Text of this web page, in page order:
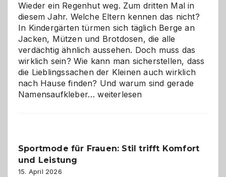
Wieder ein Regenhut weg. Zum dritten Mal in
diesem Jahr. Welche Eltern kennen das nicht?
In Kindergärten türmen sich täglich Berge an
Jacken, Mützen und Brotdosen, die alle
verdächtig ähnlich aussehen. Doch muss das
wirklich sein? Wie kann man sicherstellen, dass
die Lieblingssachen der Kleinen auch wirklich
nach Hause finden? Und warum sind gerade
Namensaufkleber…Namensaufkleber
gegen
weiterlesen
Sportmode für Frauen: Stil trifft Komfort
und Leistung
15. April 2026